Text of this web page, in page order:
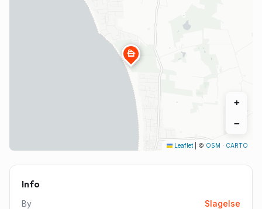
cabin
+
−
Leaflet © OSM · CARTO
Info
By
Slagelse